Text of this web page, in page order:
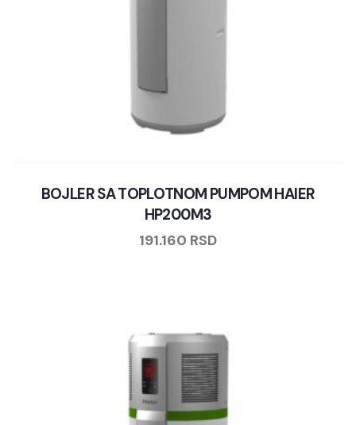
BOJLER SA TOPLOTNOM PUMPOM HAIER
HP200M3
191.160 RSD